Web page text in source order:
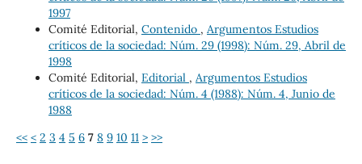
1997
Comité Editorial, Contenido , Argumentos Estudios
críticos de la sociedad: Núm. 29 (1998): Núm. 29, Abril de
1998
Comité Editorial, Editorial , Argumentos Estudios
críticos de la sociedad: Núm. 4 (1988): Núm. 4, Junio de
1988
<< < 2 3 4 5 6 7 8 9 10 11 > >>